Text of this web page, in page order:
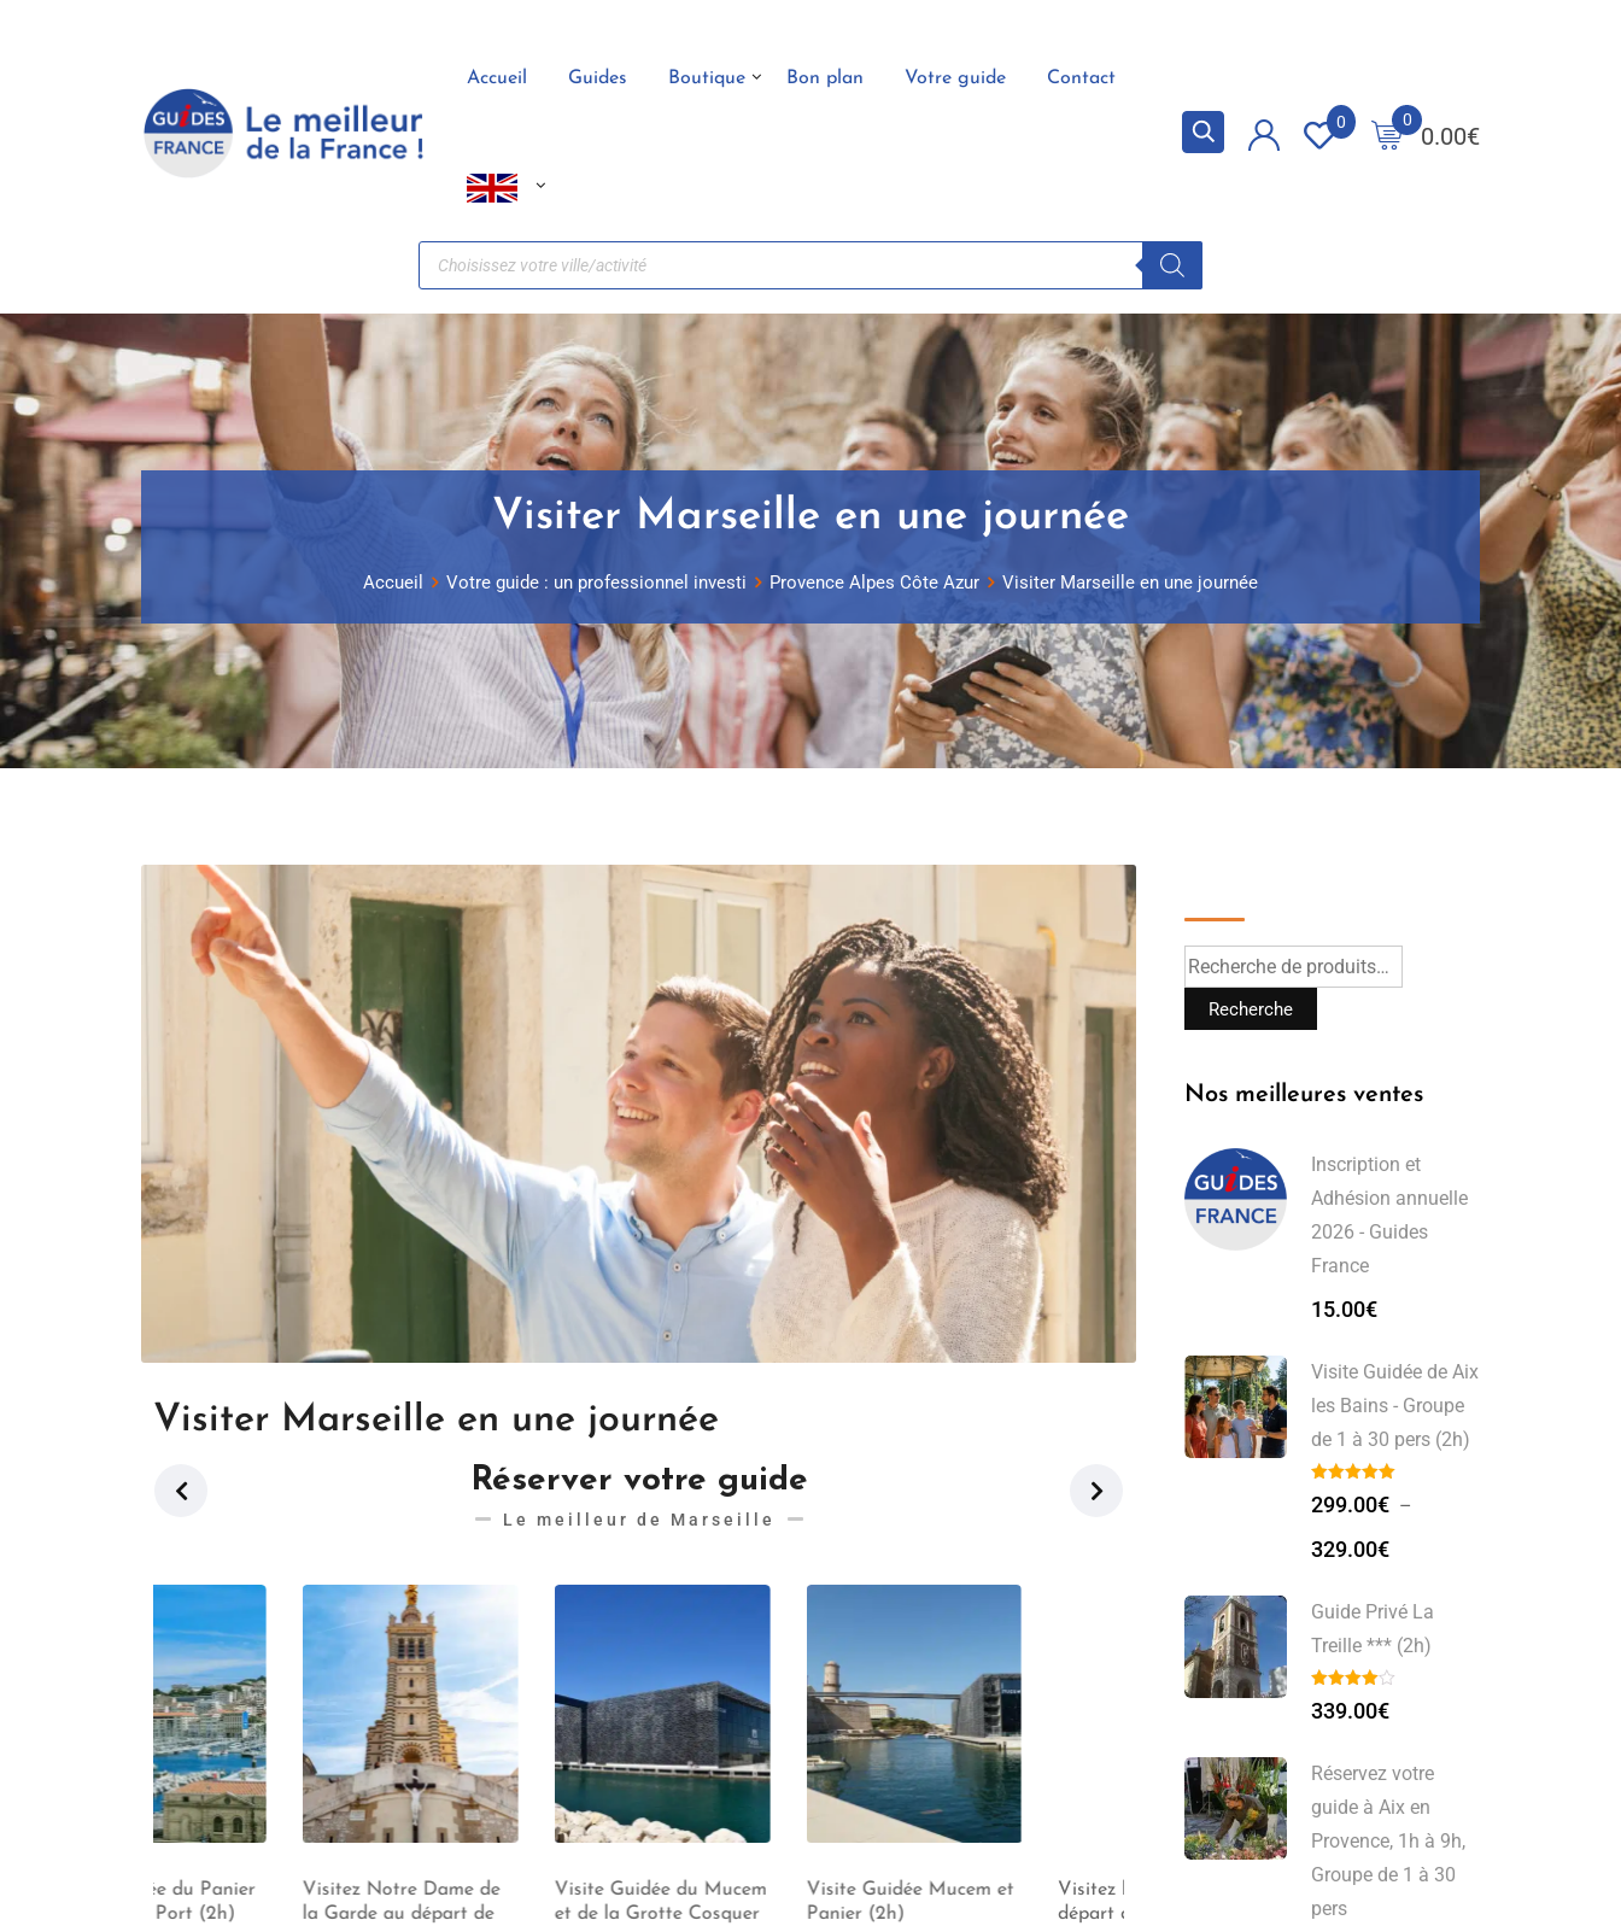
Accueil Guides Boutique Bon plan Votre guide Contact
0.00€
0
0
Visiter Marseille en une journée
Accueil Votre guide : un professionnel investi Provence Alpes Côte Azur Visiter Marseille en une journée
Visiter Marseille en une journée
Réserver votre guide
Le meilleur de Marseille
Visitez Notre Dame de
la Garde au départ de
Visite Guidée du Mucem
et de la Grotte Cosquer
Visite Guidée Mucem et
Panier (2h)
Visitez le Panier au
départ de votre Airbnb, 1
Cosquer et Panier (2h)
Recherche
Nos meilleures ventes
Inscription et
Adhésion annuelle
2026 - Guides
France
15.00€
Visite Guidée de Aix
les Bains - Groupe
de 1 à 30 pers (2h)
299.00€ –
329.00€
Guide Privé La
Treille *** (2h)
339.00€
Réservez votre
guide à Aix en
Provence, 1h à 9h,
Groupe de 1 à 30
pers